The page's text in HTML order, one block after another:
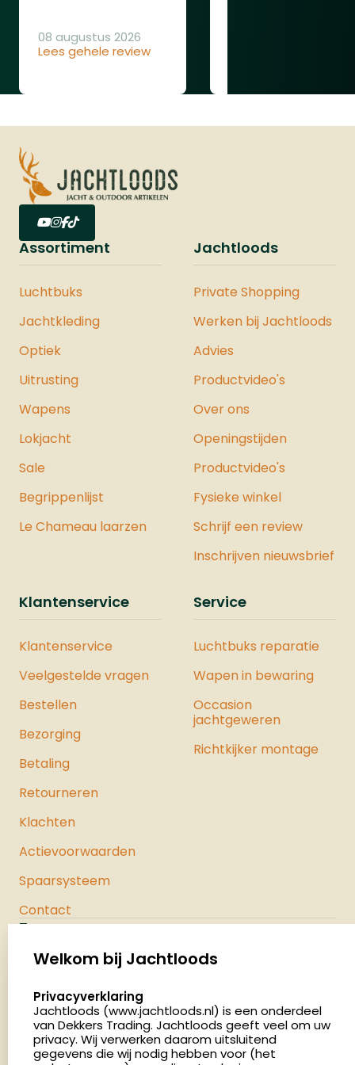
Lees gehele review
08 augustus 2026
Assortiment
Luchtbuks
Jachtkleding
Optiek
Uitrusting
Wapens
Lokjacht
Sale
Begrippenlijst
Le Chameau laarzen
Jachtloods
Private Shopping
Werken bij Jachtloods
Advies
Productvideo's
Over ons
Openingstijden
Productvideo's
Fysieke winkel
Schrijf een review
Inschrijven nieuwsbrief
Klantenservice
Klantenservice
Veelgestelde vragen
Bestellen
Bezorging
Betaling
Retourneren
Klachten
Actievoorwaarden
Spaarsysteem
Contact
Service
Luchtbuks reparatie
Wapen in bewaring
Occasion
jachtgeweren
Richtkijker montage
Palenrij 1
Nederland
4.8
2883 beoordelingen
Welkom bij Jachtloods
select language
Privacyverklaring
Jachtloods (www.jachtloods.nl) is een onderdeel
van Dekkers Trading. Jachtloods geeft veel om uw
privacy. Wij verwerken daarom uitsluitend
gegevens die wij nodig hebben voor (het